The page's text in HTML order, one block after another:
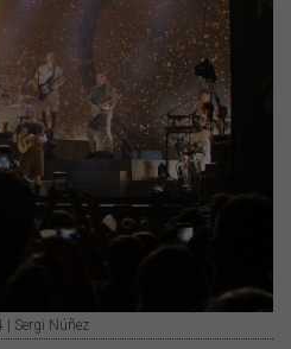
| Sergi Núñez